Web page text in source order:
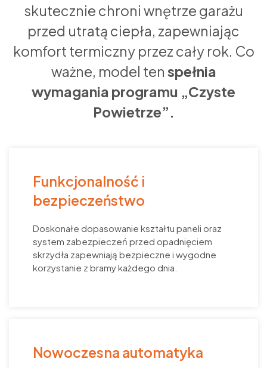
skutecznie chroni wnętrze garażu
przed utratą ciepła, zapewniając
komfort termiczny przez cały rok. Co
ważne, model ten spełnia
wymagania programu „Czyste
Powietrze”.
Funkcjonalność i
bezpieczeństwo
Doskonałe dopasowanie kształtu paneli oraz
system zabezpieczeń przed opadnięciem
skrzydła zapewniają bezpieczne i wygodne
korzystanie z bramy każdego dnia.
Nowoczesna automatyka